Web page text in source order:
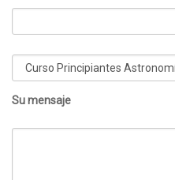
Su mensaje